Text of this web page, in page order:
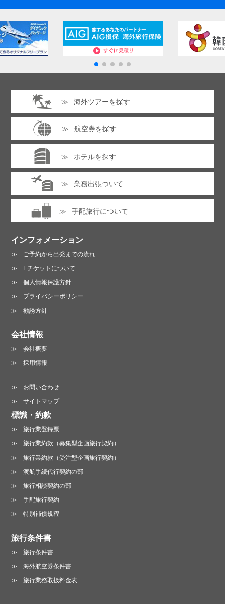
海外ツアーを探す
航空券を探す
ホテルを探す
業務出張ついて
手配旅行について
インフォメーション
ご予約から出発までの流れ
Eチケットについて
個人情報保護方針
プライバシーポリシー
勧誘方針
会社情報
会社概要
採用情報
お問い合わせ
サイトマップ
標識・約款
旅行業登録票
旅行業約款（募集型企画旅行契約）
旅行業約款（受注型企画旅行契約）
渡航手続代行契約の部
旅行相談契約の部
手配旅行契約
特別補償規程
旅行条件書
旅行条件書
海外航空券条件書
旅行業務取扱料金表